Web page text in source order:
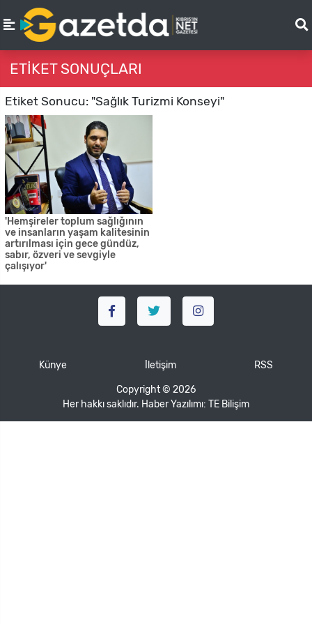
ETIKET SONUÇLARI
Etiket Sonucu: "Sağlık Turizmi Konseyi"
'Hemşireler toplum sağlığının
ve insanların yaşam kalitesinin
artırılması için gece gündüz,
sabır, özveri ve sevgiyle
çalışıyor'
Künye İletişim RSS
Copyright © 2026
Her hakkı saklıdır. Haber Yazılımı: TE Bilişim